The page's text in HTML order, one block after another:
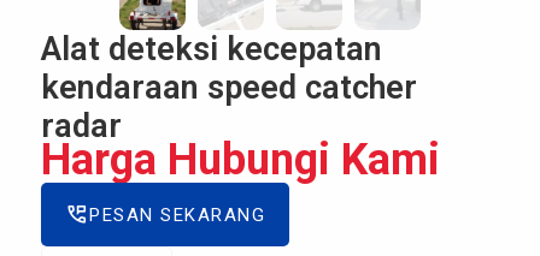
Alat deteksi kecepatan
kendaraan speed catcher
radar
Harga Hubungi Kami
perm_phone_msgPESAN SEKARANG